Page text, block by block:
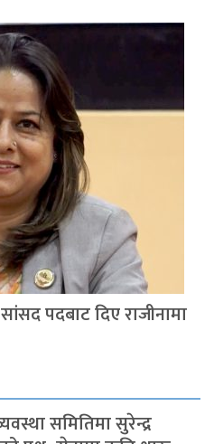
सांसद पदबाट दिए राजीनामा
समितिमा सुरेन्द्र